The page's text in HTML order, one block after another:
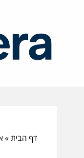
דף הבית»